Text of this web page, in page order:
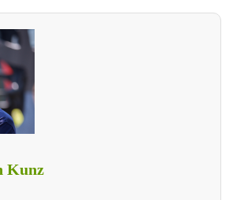
Kunz